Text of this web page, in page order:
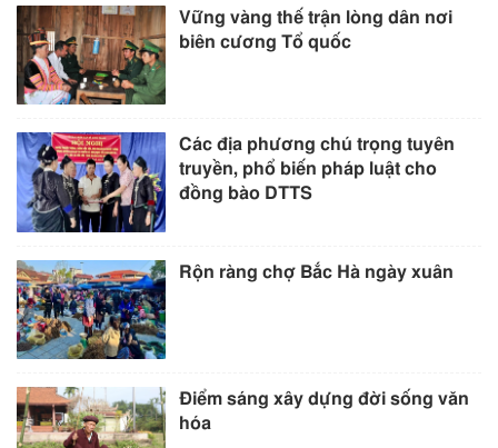
Vững vàng thế trận lòng dân nơi
biên cương Tổ quốc
Các địa phương chú trọng tuyên
truyền, phổ biến pháp luật cho
đồng bào DTTS
Rộn ràng chợ Bắc Hà ngày xuân
Điểm sáng xây dựng đời sống văn
hóa